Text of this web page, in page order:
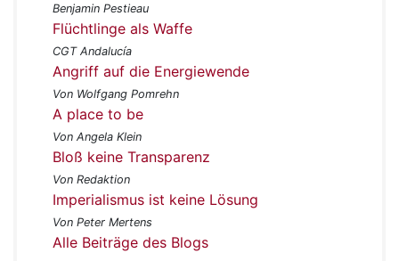
Benjamin Pestieau
Flüchtlinge als Waffe
CGT Andalucía
Angriff auf die Energiewende
Von Wolfgang Pomrehn
A place to be
Von Angela Klein
Bloß keine Transparenz
Von Redaktion
Imperialismus ist keine Lösung
Von Peter Mertens
Alle Beiträge des Blogs